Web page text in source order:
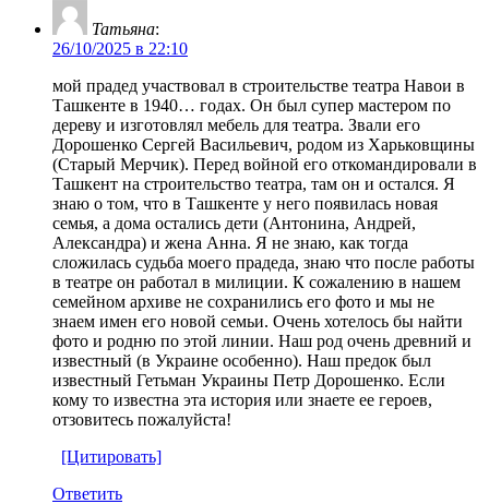
Татьяна:
26/10/2025 в 22:10
мой прадед участвовал в строительстве театра Навои в
Ташкенте в 1940… годах. Он был супер мастером по
дереву и изготовлял мебель для театра. Звали его
Дорошенко Сергей Васильевич, родом из Харьковщины
(Старый Мерчик). Перед войной его откомандировали в
Ташкент на строительство театра, там он и остался. Я
знаю о том, что в Ташкенте у него появилась новая
семья, а дома остались дети (Антонина, Андрей,
Александра) и жена Анна. Я не знаю, как тогда
сложилась судьба моего прадеда, знаю что после работы
в театре он работал в милиции. К сожалению в нашем
семейном архиве не сохранились его фото и мы не
знаем имен его новой семьи. Очень хотелось бы найти
фото и родню по этой линии. Наш род очень древний и
известный (в Украине особенно). Наш предок был
известный Гетьман Украины Петр Дорошенко. Если
кому то известна эта история или знаете ее героев,
отзовитесь пожалуйста!
[Цитировать]
Ответить